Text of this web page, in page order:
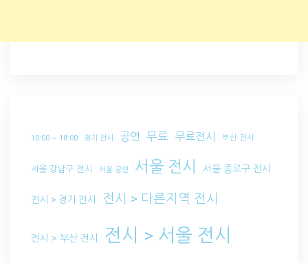
10:00 ~ 18:00 경기 전시 공연 무료 무료전시 부산 전시
서울 강남구 전시 서울 공연 서울 전시 서울 종로구 전시
전시 > 경기 전시 전시 > 다른지역 전시
전시 > 부산 전시 전시 > 서울 전시